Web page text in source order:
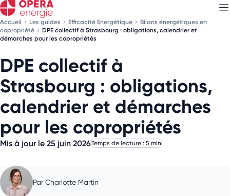
Accueil Les guides Efficacité Energétique
Bilans énergétiques en
copropriété
DPE collectif à Strasbourg : obligations, calendrier et
démarches pour les copropriétés
DPE collectif à
Strasbourg : obligations,
calendrier et démarches
pour les copropriétés
Mis à jour le 25 juin 2026Temps de lecture : 5 min
Par Charlotte Martin
Découvrez nosnewsletters
Choisissez les newsletters qui vous intéressent